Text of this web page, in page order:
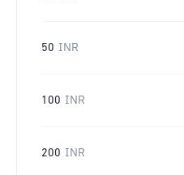
50 INR
100 INR
200 INR